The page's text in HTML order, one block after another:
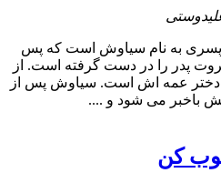
پسری به نام سیاوش است که پس
پدر را در دست گرفته است. از
عمه اش است. سیاوش پس از
باخبر می شود و ....
خوب کن